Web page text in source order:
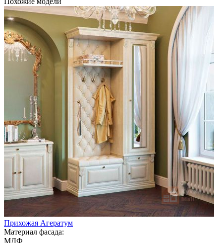
Прихожая Агератум
Материал фасада:
МДФ